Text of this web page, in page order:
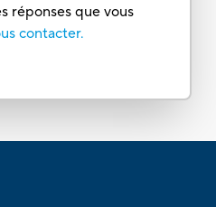
réponses que vous
contacter.